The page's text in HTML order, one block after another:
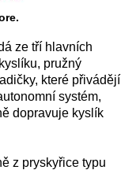
ze tří hlavních
pružný
které přivádějí
systém,
dopravuje kyslík
z pryskyřice typu